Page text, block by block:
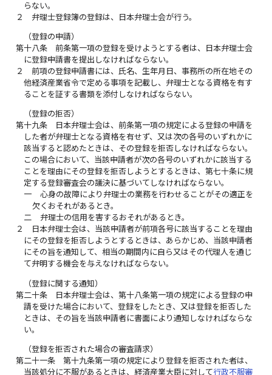
らない。
２
弁理士登録簿の登録は、日本弁理士会が行う。
（登録の申請）
第十八条
前条第一項の登録を受けようとする者は、日本弁理士会
に登録申請書を提出しなければならない。
２
前項の登録申請書には、氏名、生年月日、事務所の所在地その
他経済産業省令で定める事項を記載し、弁理士となる資格を有す
ることを証する書類を添付しなければならない。
（登録の拒否）
第十九条
日本弁理士会は、前条第一項の規定による登録の申請を
した者が弁理士となる資格を有せず、又は次の各号のいずれかに
該当すると認めたときは、その登録を拒否しなければならない。
この場合において、当該申請者が次の各号のいずれかに該当する
ことを理由にその登録を拒否しようとするときは、第七十条に規
定する登録審査会の議決に基づいてしなければならない。
一
心身の故障により弁理士の業務を行わせることがその適正を
欠くおそれがあるとき。
二
弁理士の信用を害するおそれがあるとき。
２
日本弁理士会は、当該申請者が前項各号に該当することを理由
にその登録を拒否しようとするときは、あらかじめ、当該申請者
にその旨を通知して、相当の期間内に自ら又はその代理人を通じ
て弁明する機会を与えなければならない。
（登録に関する通知）
第二十条
日本弁理士会は、第十八条第一項の規定による登録の申
請を受けた場合において、登録をしたとき、又は登録を拒否した
ときは、その旨を当該申請者に書面により通知しなければならな
い。
（登録を拒否された場合の審査請求）
第二十一条
第十九条第一項の規定により登録を拒否された者は、
当該処分に不服があるときは、経済産業大臣に対して行政不服審